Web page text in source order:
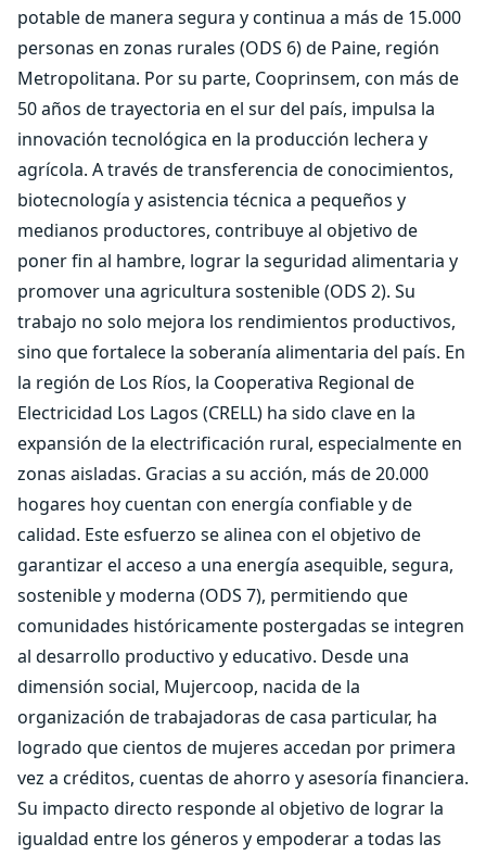
potable de manera segura y continua a más de 15.000
personas en zonas rurales (ODS 6) de Paine, región
Metropolitana. Por su parte, Cooprinsem, con más de
50 años de trayectoria en el sur del país, impulsa la
innovación tecnológica en la producción lechera y
agrícola. A través de transferencia de conocimientos,
biotecnología y asistencia técnica a pequeños y
medianos productores, contribuye al objetivo de
poner fin al hambre, lograr la seguridad alimentaria y
promover una agricultura sostenible (ODS 2). Su
trabajo no solo mejora los rendimientos productivos,
sino que fortalece la soberanía alimentaria del país. En
la región de Los Ríos, la Cooperativa Regional de
Electricidad Los Lagos (CRELL) ha sido clave en la
expansión de la electrificación rural, especialmente en
zonas aisladas. Gracias a su acción, más de 20.000
hogares hoy cuentan con energía confiable y de
calidad. Este esfuerzo se alinea con el objetivo de
garantizar el acceso a una energía asequible, segura,
sostenible y moderna (ODS 7), permitiendo que
comunidades históricamente postergadas se integren
al desarrollo productivo y educativo. Desde una
dimensión social, Mujercoop, nacida de la
organización de trabajadoras de casa particular, ha
logrado que cientos de mujeres accedan por primera
vez a créditos, cuentas de ahorro y asesoría financiera.
Su impacto directo responde al objetivo de lograr la
igualdad entre los géneros y empoderar a todas las